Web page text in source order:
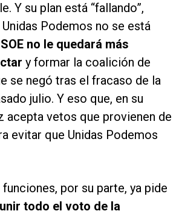
Y su plan está “fallando”,
Podemos no se está
no le quedará más
y formar la coalición de
se negó tras el fracaso de la
julio. Y eso que, en su
acepta vetos que provienen de
evitar que Unidas Podemos
por su parte, ya pide
todo el voto de la